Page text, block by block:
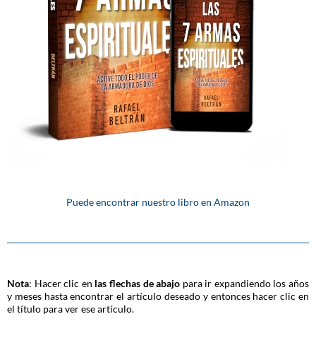
Puede encontrar nuestro libro en Amazon
Nota: Hacer clic en las flechas de abajo para ir expandiendo los años
y meses hasta encontrar el artículo deseado y entonces hacer clic en
el título para ver ese artículo.